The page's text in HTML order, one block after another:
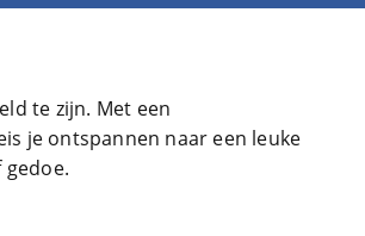
te zijn. Met een
je ontspannen naar een leuke